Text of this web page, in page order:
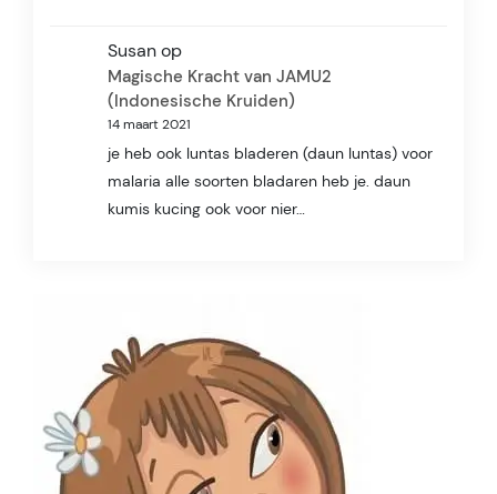
Susanop
Magische Kracht van JAMU2
(Indonesische Kruiden)
14 maart 2021
je heb ook luntas bladeren (daun luntas) voor
malaria alle soorten bladaren heb je. daun
kumis kucing ook voor nier…